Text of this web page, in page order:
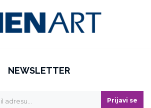
NEWSLETTER
Prijavi se